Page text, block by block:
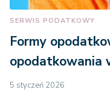
SERWIS PODATKOWY
Formy
opodatkowania
5 styczeń 2026